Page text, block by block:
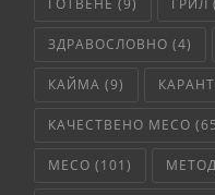
ГОТВЕНЕ (9) ГРИЛ
ЗДРАВОСЛОВНО (4)
КАЙМА (9)
КАЧЕСТВЕНО МЕСО
МЕСО (101)